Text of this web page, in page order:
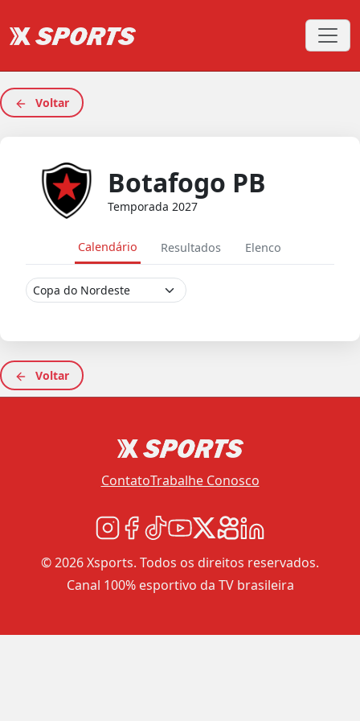
Voltar
Botafogo PB
Temporada 2027
Calendário Resultados Elenco
Voltar
ContatoTrabalhe Conosco
© 2026 Xsports. Todos os direitos reservados.
Canal 100% esportivo da TV brasileira